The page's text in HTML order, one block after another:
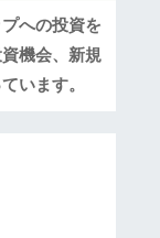
への投資を
機会、新規
います。